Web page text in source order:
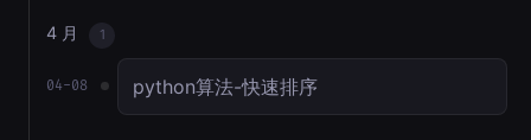
4 月 1
04-08 python算法-快速排序